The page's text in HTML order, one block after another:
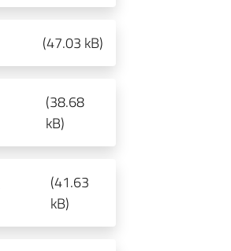
(47.03 kB)
(38.68
kB)
(41.63
kB)